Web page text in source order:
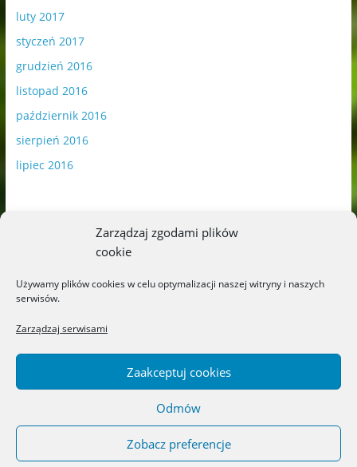
Zarządzaj zgodami plików
cookie
Używamy plików cookies w celu optymalizacji naszej witryny i naszych
serwisów.
Zarządzaj serwisami
Zaakceptuj cookies
Odmów
Zobacz preferencje
luty 2017
styczeń 2017
grudzień 2016
listopad 2016
październik 2016
sierpień 2016
lipiec 2016
Blog o książkach dla dzieci i młodzieży –
recenzje i rekomendacje. All rights reserved.
Theme: ColorMag byThemeGrill. Powered by